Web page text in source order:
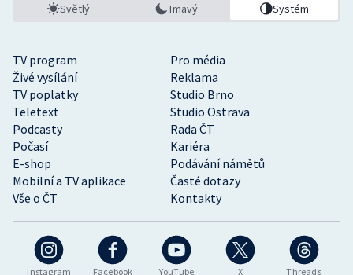
Instagram Facebook YouTube X Threads
TV program
Pro média
Živé vysílání
Reklama
TV poplatky
Studio Brno
Teletext
Studio Ostrava
Podcasty
Rada ČT
Počasí
Kariéra
E-shop
Podávání námětů
Mobilní a TV aplikace
Časté dotazy
Vše o ČT
Kontakty
Světlý Tmavý Systém